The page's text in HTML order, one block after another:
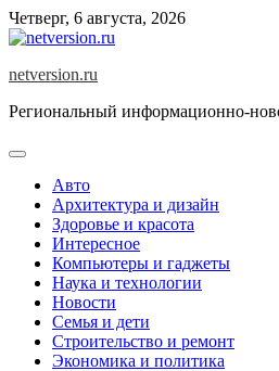
Skip
to
Четверг, 6 августа, 2026
netversion.ru
Региональный информационно-
Авто
Архитектура и дизайн
Здоровье и красота
Интересное
Компьютеры и гаджеты
Наука и технологии
Новости
Семья и дети
Строительство и ремонт
Экономика и политика